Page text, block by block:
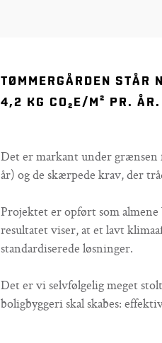
TØMMERGÅRDEN STÅR
4,2 KG CO₂E/M² PR. ÅR.
Det er markant under grænsen
år) og de skærpede krav, der
Projektet er opført som
resultatet viser, at et lavt
standardiserede løsninger.
Det er vi selvfølgelig meget
boligbyggeri skal skabes: